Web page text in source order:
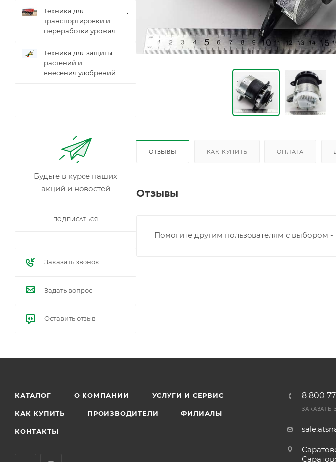
ОТЗЫВЫ КАК КУПИТЬ ОПЛАТА
Отзывы
Помогите другим пользователям с выбором
Техника для
транспортировки и
переработки урожая
Техника для защиты
растений и
внесения удобрений
Будьте в курсе наших
акций и новостей
ПОДПИСАТЬСЯ
Заказать звонок
Задать вопрос
Оставить отзыв
КАТАЛОГ О КОМПАНИИ УСЛУГИ И СЕРВИС
КАК КУПИТЬ ПРОИЗВОДИТЕЛИ ФИЛИАЛЫ
КОНТАКТЫ
8 800
ЗАКАЗАТЬ